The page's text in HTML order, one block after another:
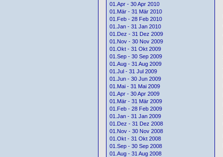
01.Apr - 30 Apr 2010
01.Mär - 31 Mär 2010
01.Feb - 28 Feb 2010
01.Jan - 31 Jan 2010
01.Dez - 31 Dez 2009
01.Nov - 30 Nov 2009
01.Okt - 31 Okt 2009
01.Sep - 30 Sep 2009
01.Aug - 31 Aug 2009
01.Jul - 31 Jul 2009
01.Jun - 30 Jun 2009
01.Mai - 31 Mai 2009
01.Apr - 30 Apr 2009
01.Mär - 31 Mär 2009
01.Feb - 28 Feb 2009
01.Jan - 31 Jan 2009
01.Dez - 31 Dez 2008
01.Nov - 30 Nov 2008
01.Okt - 31 Okt 2008
01.Sep - 30 Sep 2008
01.Aug - 31 Aug 2008